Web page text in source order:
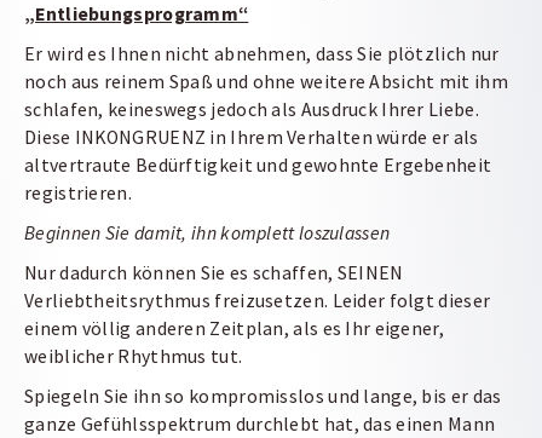
„Entliebungsprogramm“
Er wird es Ihnen nicht abnehmen, dass Sie plötzlich nur
noch aus reinem Spaß und ohne weitere Absicht mit ihm
schlafen, keineswegs jedoch als Ausdruck Ihrer Liebe.
Diese INKONGRUENZ in Ihrem Verhalten würde er als
altvertraute Bedürftigkeit und gewohnte Ergebenheit
registrieren.
Beginnen Sie damit, ihn komplett loszulassen
Nur dadurch können Sie es schaffen, SEINEN
Verliebtheitsrythmus freizusetzen. Leider folgt dieser
einem völlig anderen Zeitplan, als es Ihr eigener,
weiblicher Rhythmus tut.
Spiegeln Sie ihn so kompromisslos und lange, bis er das
ganze Gefühlsspektrum durchlebt hat, das einen Mann